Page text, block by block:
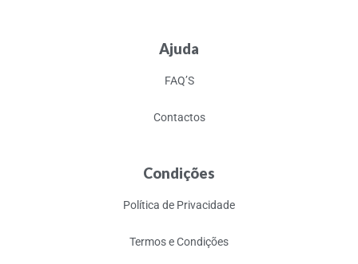
Ajuda
FAQ’S
Contactos
Condições
Política de Privacidade
Termos e Condições